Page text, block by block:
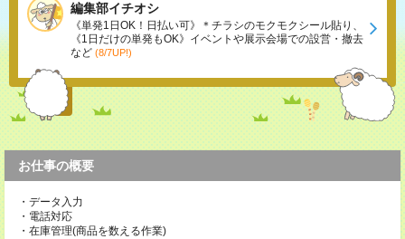
編集部イチオシ
《単発1日OK！日払い可》＊チラシのモクモクシール貼り、
《1日だけの単発もOK》イベントや展示会場での設営・撤去
など (8/7UP!)
お仕事の概要
・データ入力
・電話対応
・在庫管理(商品を数える作業)